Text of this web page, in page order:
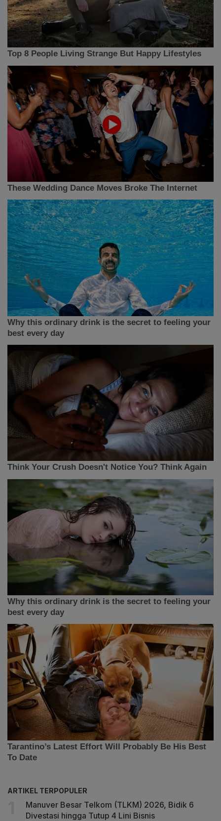
ARTIKEL TERPOPULER
Manuver Besar Telkom (TLKM) 2026, Bidik 6
Divestasi hingga Tutup 4 Lini Bisnis